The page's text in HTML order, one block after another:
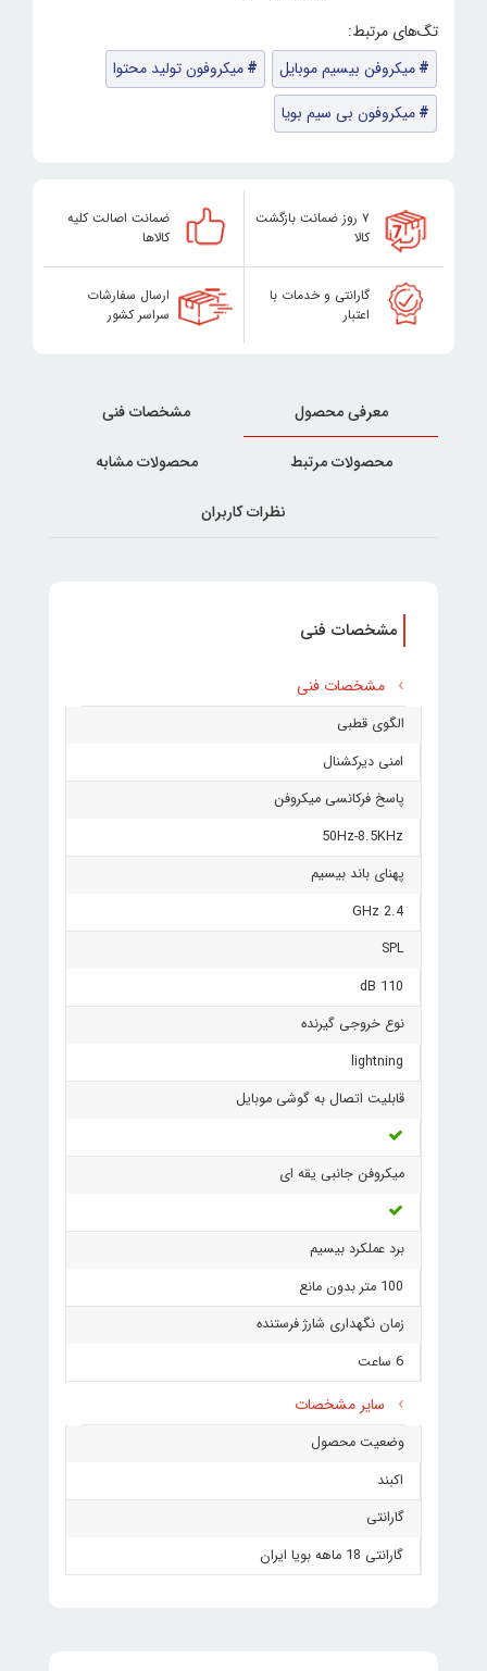
میکروفن بیسیم موبایل
میکروفون تولید محتوا
میکروفون بی سیم بویا
۷ روز ضمانت بازگشت
کالا
ضمانت اصالت کلیه
کالاها
گارانتی و خدمات با
اعتبار
ارسال سفارشات
سراسر کشور
معرفی محصول مشخصات فنی
محصولات مرتبط محصولات مشابه
نظرات کاربران
مشخصات فنی
مشخصات فنی
الگوی قطبی
امنی دیرکشنال
پاسخ فرکانسی میکروفن
50Hz-8.5KHz
پهنای باند بیسیم
2.4 GHz
SPL
110 dB
نوع خروجی گیرنده
lightning
قابلیت اتصال به گوشی موبایل
میکروفن جانبی یقه ای
برد عملکرد بیسیم
100 متر بدون مانع
زمان نگهداری شارژ فرستنده
6 ساعت
سایر مشخصات
وضعیت محصول
اکبند
گارانتی
گارانتی 18 ماهه بویا ایران